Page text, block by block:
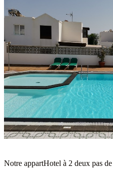
Notre appartHotel à 2 deux pas